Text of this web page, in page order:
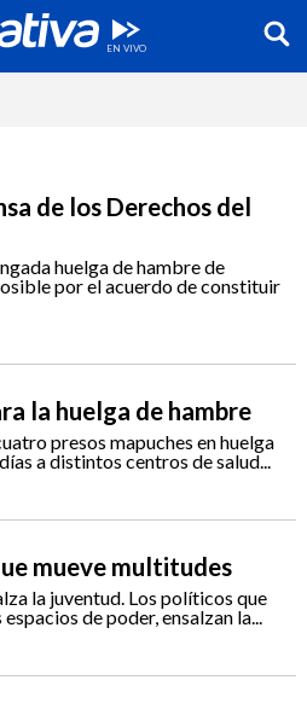
de los Derechos del
huelga de hambre de
por el acuerdo de constituir
la huelga de hambre
presos mapuches en huelga
a distintos centros de salud...
mueve multitudes
la juventud. Los políticos que
de poder, ensalzan la...